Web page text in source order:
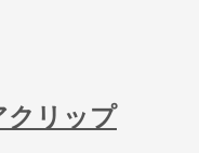
クリップ